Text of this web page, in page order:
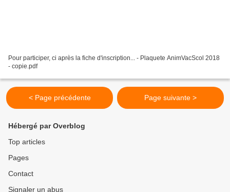
Pour participer, ci après la fiche d'inscription... - Plaquete AnimVacScol 2018
- copie.pdf
< Page précédente Page suivante >
Hébergé par Overblog
Top articles
Pages
Contact
Signaler un abus